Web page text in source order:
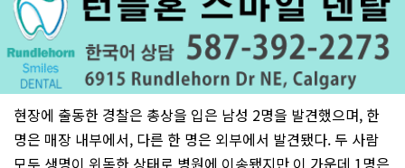
현장에 출동한 경찰은 총상을 입은 남성 2명을 발견했으며, 한
명은 매장 내부에서, 다른 한 명은 외부에서 발견됐다. 두 사람
모두 생명이 위독한 상태로 병원에 이송됐지만 이 가운데 1명은